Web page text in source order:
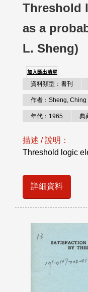
Threshold
as a
L. Sheng)
加入匯出清單
資料類型：書刊
作者：Sheng, Ching
年代：1965 典
描述 / 說明：
Threshold logic
詳細資料